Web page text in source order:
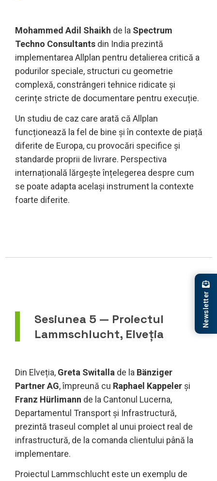
Mohammed Adil Shaikh de la Spectrum
Techno Consultantsdin India prezintă
implementarea Allplan pentru detalierea critică a
podurilor speciale, structuri cu geometrie
complexă, constrângeri tehnice ridicate și
cerințe stricte de documentare pentru execuție.
Un studiu de caz care arată că Allplan
funcționează la fel de bine și în contexte de piață
diferite de Europa, cu provocări specifice și
standarde proprii de livrare. Perspectiva
internațională lărgește înțelegerea despre cum
se poate adapta același instrument la contexte
foarte diferite.
Sesiunea 5 — Proiectul
Lammschlucht, Elveția
Din Elveția, Greta Switalla de la Bänziger
Partner AG, împreună cu Raphael Kappelerși
Franz Hürlimann de la Cantonul Lucerna,
Departamentul Transport și Infrastructură,
prezintă traseul complet al unui proiect real de
infrastructură, de la comanda clientului până la
implementare.
Proiectul Lammschlucht este un exemplu de
Newsletter